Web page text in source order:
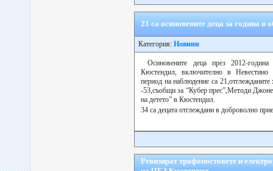
21 са осиновените деца за година
Категория: Новини
Осиновените деца през 2012-
Кюстендил, включително в Невестино
период на наблюдение са
-53,съобщи за “Кубер прес”,Методи
на детето” в Кюстендил.
34 са децата отглеждани в доброволно
Ревизират трафопостовете и